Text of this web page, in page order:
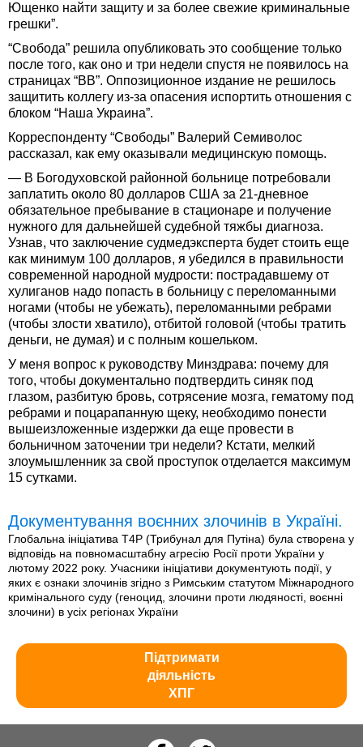
Ющенко найти защиту и за более свежие криминальные
грешки”.
“Свобода” решила опубликовать это сообщение только
после того, как оно и три недели спустя не появилось на
страницах “ВВ”. Оппозиционное издание не решилось
защитить коллегу из-за опасения испортить отношения с
блоком “Наша Украина”.
Корреспонденту “Свободы” Валерий Семиволос
рассказал, как ему оказывали медицинскую помощь.
— В Богодуховской районной больнице потребовали
заплатить около 80 долларов США за 21-дневное
обязательное пребывание в стационаре и получение
нужного для дальнейшей судебной тяжбы диагноза.
Узнав, что заключение судмедэксперта будет стоить еще
как минимум 100 долларов, я убедился в правильности
современной народной мудрости: пострадавшему от
хулиганов надо попасть в больницу с переломанными
ногами (чтобы не убежать), переломанными ребрами
(чтобы злости хватило), отбитой головой (чтобы тратить
деньги, не думая) и с полным кошельком.
У меня вопрос к руководству Минздрава: почему для
того, чтобы документально подтвердить синяк под
глазом, разбитую бровь, сотрясение мозга, гематому под
ребрами и поцарапанную щеку, необходимо понести
вышеизложенные издержки да еще провести в
больничном заточении три недели? Кстати, мелкий
злоумышленник за свой проступок отделается максимум
15 сутками.
Документування воєнних злочинів в Україні.
Глобальна ініціатива T4P (Трибунал для Путіна) була створена у
відповідь на повномасштабну агресію Росії проти України у
лютому 2022 року. Учасники ініціативи документують події, у
яких є ознаки злочинів згідно з Римським статутом Міжнародного
кримінального суду (геноцид, злочини проти людяності, воєнні
злочини) в усіх регіонах України
Підтримати
діяльність
ХПГ